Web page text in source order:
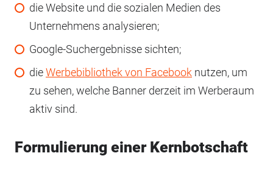
die Website und die sozialen Medien des
Unternehmens analysieren;
Google-Suchergebnisse sichten;
dieWerbebibliothek von Facebook nutzen, um
zu sehen, welche Banner derzeit im Werberaum
aktiv sind.
Formulierung einer Kernbotschaft